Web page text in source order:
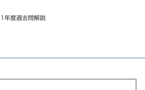
年度過去問解説